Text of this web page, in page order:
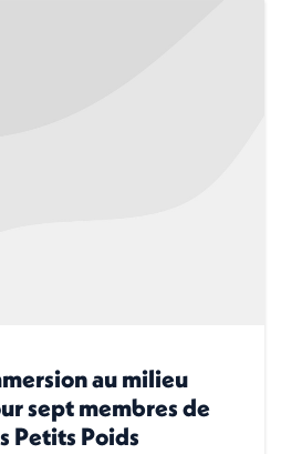
au milieu
sept membres de
Petits Poids